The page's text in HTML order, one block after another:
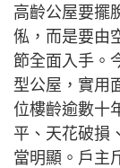
高齡公屋要擺
俬，而是要由
節全面入手。
型公屋，實用
位樓齡逾數十
平、天花破損
當明顯。戶主